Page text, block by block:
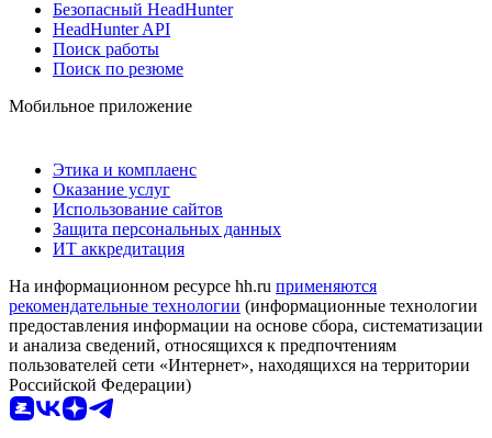
Безопасный HeadHunter
HeadHunter API
Поиск работы
Поиск по резюме
Мобильное приложение
Этика и комплаенс
Оказание услуг
Использование сайтов
Защита персональных данных
ИТ аккредитация
На информационном ресурсе hh.ru применяются
рекомендательные технологии (информационные технологии
предоставления информации на основе сбора, систематизации
и анализа сведений, относящихся к предпочтениям
пользователей сети «Интернет», находящихся на территории
Российской Федерации)